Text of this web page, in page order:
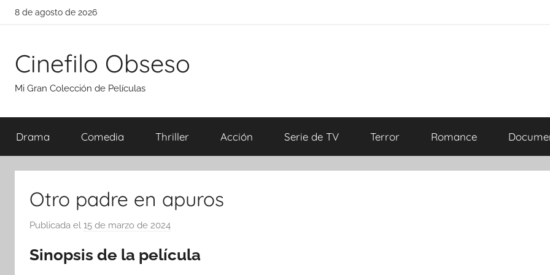
Saltar
8 de agosto de 2026
Cinefilo Obseso
Mi Gran Colección de Películas
Drama Comedia Thriller Acción Serie de TV Terror Romance
Otro padre en apuros
Publicada el 15 de marzo de 2024
r
Sinopsis de la película